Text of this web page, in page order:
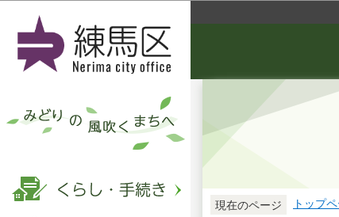
現在のページ トップ